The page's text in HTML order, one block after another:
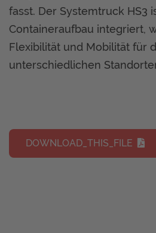
fasst. Der Systemtruck HS3
Containeraufbau integriert,
Flexibilität und Mobilität für
unterschiedlichen
DOWNLOAD_THIS_FILE